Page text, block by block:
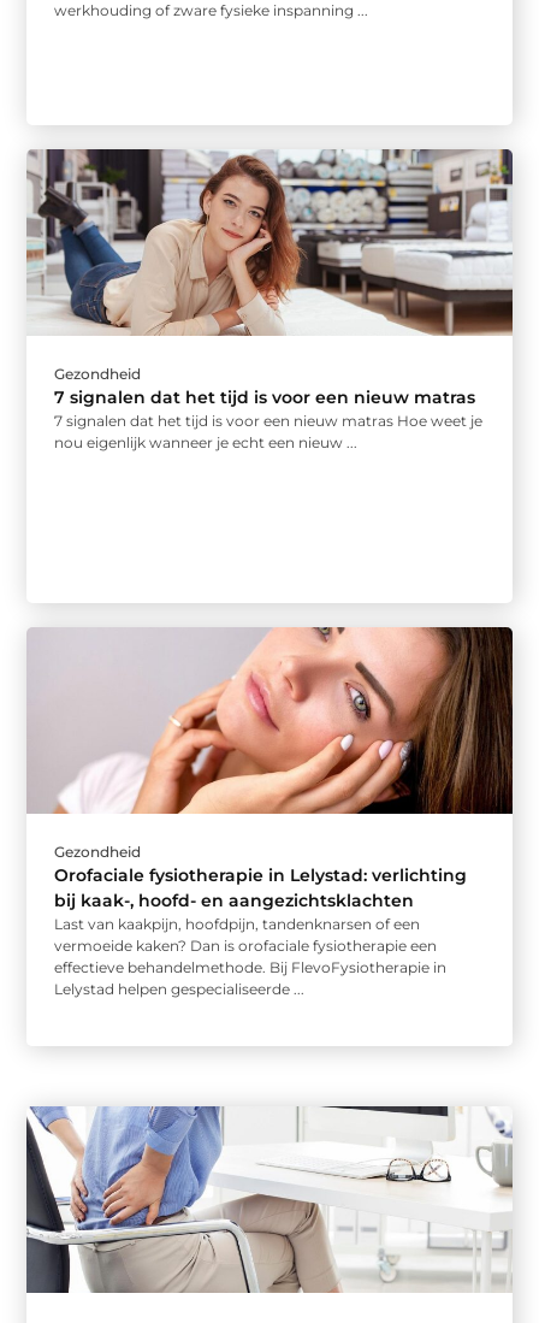
werkhouding of zware fysieke inspanning ...
Gezondheid
7 signalen dat het tijd is voor een nieuw matras
7 signalen dat het tijd is voor een nieuw matras Hoe weet je
nou eigenlijk wanneer je echt een nieuw ...
Gezondheid
Orofaciale fysiotherapie in Lelystad: verlichting
bij kaak-, hoofd- en aangezichtsklachten
Last van kaakpijn, hoofdpijn, tandenknarsen of een
vermoeide kaken? Dan is orofaciale fysiotherapie een
effectieve behandelmethode. Bij FlevoFysiotherapie in
Lelystad helpen gespecialiseerde ...